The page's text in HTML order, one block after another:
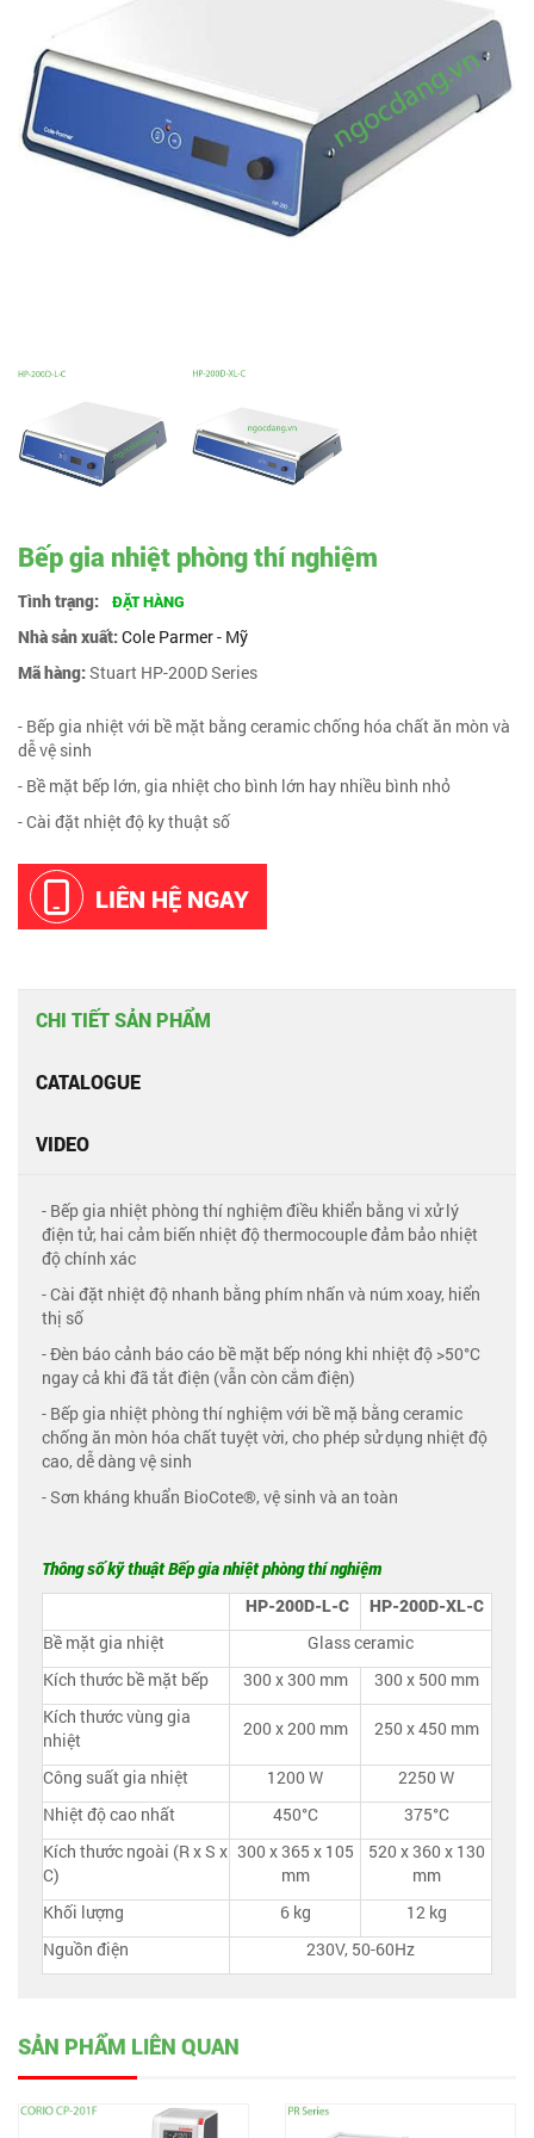
Bếp gia nhiệt phòng thí nghiệm
Tình trạng: ĐẶT HÀNG
Nhà sản xuất:Cole Parmer - Mỹ
Mã hàng:Stuart HP-200D Series
- Bếp gia nhiệt với bề mặt bằng ceramic chống hóa chất ăn mòn và
dễ vệ sinh
- Bề mặt bếp lớn, gia nhiệt cho bình lớn hay nhiều bình nhỏ
- Cài đặt nhiệt độ ky thuật số
LIÊN HỆ NGAY
CHI TIẾT SẢN PHẨM
CATALOGUE
VIDEO
- Bếp gia nhiệt phòng thí nghiệm điều khiển bằng vi xử lý
điện tử, hai cảm biến nhiệt độ thermocouple đảm bảo nhiệt
độ chính xác
- Cài đặt nhiệt độ nhanh bằng phím nhấn và núm xoay, hiển
thị số
- Đèn báo cảnh báo cáo bề mặt bếp nóng khi nhiệt độ >50°C
ngay cả khi đã tắt điện (vẫn còn cắm điện)
- Bếp gia nhiệt phòng thí nghiệm với bề mặ bằng ceramic
chống ăn mòn hóa chất tuyệt vời, cho phép sử dụng nhiệt độ
cao, dễ dàng vệ sinh
- Sơn kháng khuẩn BioCote®, vệ sinh và an toàn
Thông số kỹ thuật Bếp gia nhiệt phòng thí nghiệm
HP-200D-L-C
HP-200D-XL-C
Bề mặt gia nhiệt
Glass ceramic
Kích thước bề mặt bếp
300 x 300 mm
300 x 500 mm
Kích thước vùng gia
nhiệt
200 x 200 mm 250 x 450 mm
Công suất gia nhiệt 1200 W
2250 W
Nhiệt độ cao nhất
450°C
375°C
Kích thước ngoài (R x S x
C)
300 x 365 x 105
mm
520 x 360 x 130
mm
Khối lượng
6 kg
12 kg
Nguồn điện
230V, 50-60Hz
SẢN PHẨM LIÊN QUAN